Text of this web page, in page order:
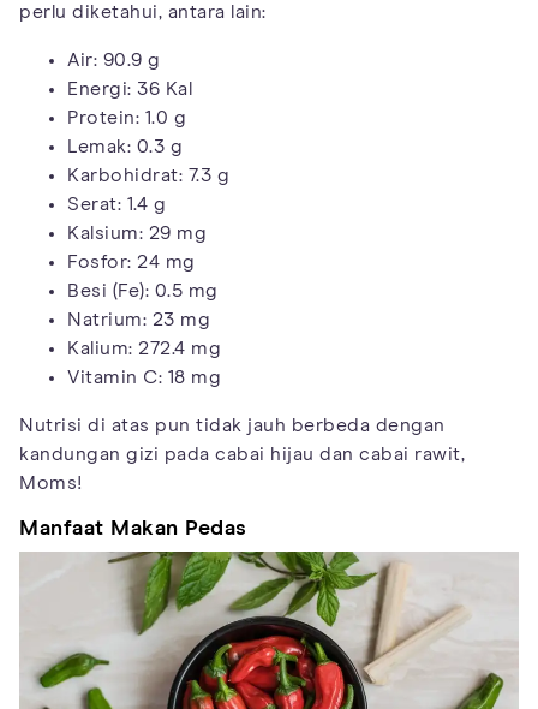
perlu diketahui, antara lain:
Air: 90.9 g
Energi: 36 Kal
Protein: 1.0 g
Lemak: 0.3 g
Karbohidrat: 7.3 g
Serat: 1.4 g
Kalsium: 29 mg
Fosfor: 24 mg
Besi (Fe): 0.5 mg
Natrium: 23 mg
Kalium: 272.4 mg
Vitamin C: 18 mg
Nutrisi di atas pun tidak jauh berbeda dengan
kandungan gizi pada cabai hijau dan cabai rawit,
Moms!
Manfaat Makan Pedas